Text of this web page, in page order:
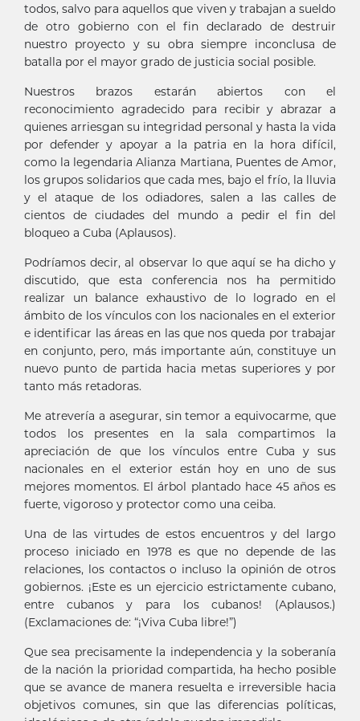
todos, salvo para aquellos que viven y trabajan a sueldo
de otro gobierno con el fin declarado de destruir
nuestro proyecto y su obra siempre inconclusa de
batalla por el mayor grado de justicia social posible.
Nuestros brazos estarán abiertos con el
reconocimiento agradecido para recibir y abrazar a
quienes arriesgan su integridad personal y hasta la vida
por defender y apoyar a la patria en la hora difícil,
como la legendaria Alianza Martiana, Puentes de Amor,
los grupos solidarios que cada mes, bajo el frío, la lluvia
y el ataque de los odiadores, salen a las calles de
cientos de ciudades del mundo a pedir el fin del
bloqueo a Cuba (Aplausos).
Podríamos decir, al observar lo que aquí se ha dicho y
discutido, que esta conferencia nos ha permitido
realizar un balance exhaustivo de lo logrado en el
ámbito de los vínculos con los nacionales en el exterior
e identificar las áreas en las que nos queda por trabajar
en conjunto, pero, más importante aún, constituye un
nuevo punto de partida hacia metas superiores y por
tanto más retadoras.
Me atrevería a asegurar, sin temor a equivocarme, que
todos los presentes en la sala compartimos la
apreciación de que los vínculos entre Cuba y sus
nacionales en el exterior están hoy en uno de sus
mejores momentos. El árbol plantado hace 45 años es
fuerte, vigoroso y protector como una ceiba.
Una de las virtudes de estos encuentros y del largo
proceso iniciado en 1978 es que no depende de las
relaciones, los contactos o incluso la opinión de otros
gobiernos. ¡Este es un ejercicio estrictamente cubano,
entre cubanos y para los cubanos! (Aplausos.)
(Exclamaciones de: “¡Viva Cuba libre!”)
Que sea precisamente la independencia y la soberanía
de la nación la prioridad compartida, ha hecho posible
que se avance de manera resuelta e irreversible hacia
objetivos comunes, sin que las diferencias políticas,